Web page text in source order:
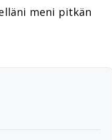
meni pitkän